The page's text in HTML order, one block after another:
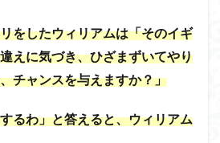
をしたウィリアムは「そのイギ
えに気づき、ひざまずいてやり
チャンスを与えますか？」
るわ」と答えると、ウィリアム